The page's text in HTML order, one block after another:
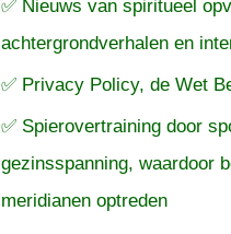
✅ Nieuws van spiritueel
achtergrondverhalen en
✅ Privacy Policy, de Wet
✅ Spierovertraining door
gezinsspanning, waardoor
meridianen optreden